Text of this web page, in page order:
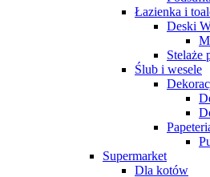
Łazienka i
Deski
Stelaże
Ślub i wesele
Supermarket
Dla kotów